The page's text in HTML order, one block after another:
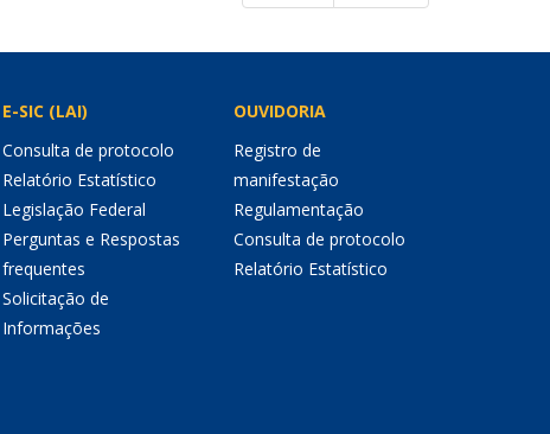
E-SIC (LAI)
Consulta de protocolo
Relatório Estatístico
Legislação Federal
Perguntas e Respostas
frequentes
Solicitação de
Informações
OUVIDORIA
Registro de
manifestação
Regulamentação
Consulta de protocolo
Relatório Estatístico